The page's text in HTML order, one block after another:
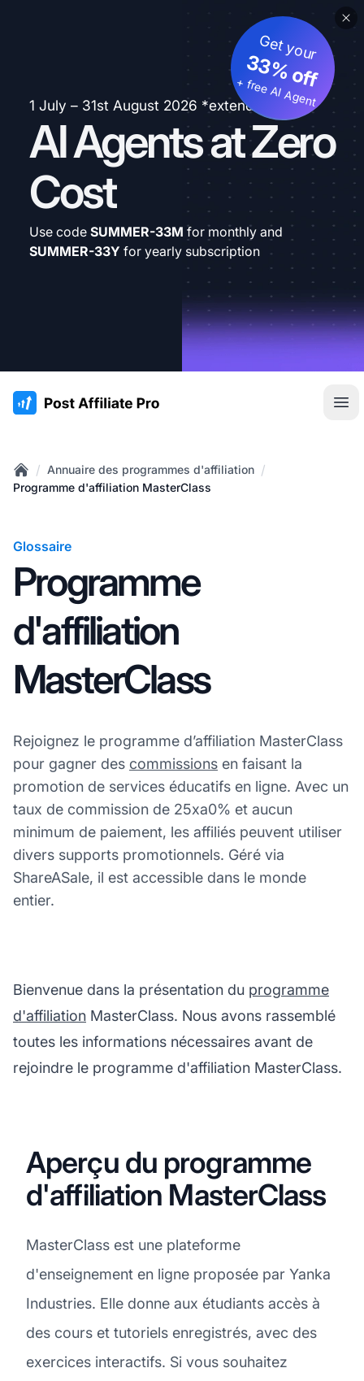
1 July – 31st August 2026 *extended
AI Agents at Zero
Cost
Get your
33% off
+ free AI Agent
Use code SUMMER-33M for monthly and
SUMMER-33Y for yearly subscription
:site.title
Home
/ Annuaire des programmes d'affiliation /
Programme d'affiliation MasterClass
Glossaire
Programme
d'affiliation
MasterClass
Rejoignez le programme d’affiliation MasterClass
pour gagner des commissions en faisant la
promotion de services éducatifs en ligne. Avec un
taux de commission de 25xa0% et aucun
minimum de paiement, les affiliés peuvent utiliser
divers supports promotionnels. Géré via
ShareASale, il est accessible dans le monde
entier.
Bienvenue dans la présentation du programme
d'affiliation MasterClass. Nous avons rassemblé
toutes les informations nécessaires avant de
rejoindre le programme d'affiliation MasterClass.
Aperçu du programme
d'affiliation MasterClass
MasterClass est une plateforme
d'enseignement en ligne proposée par Yanka
Industries. Elle donne aux étudiants accès à
des cours et tutoriels enregistrés, avec des
exercices interactifs. Si vous souhaitez